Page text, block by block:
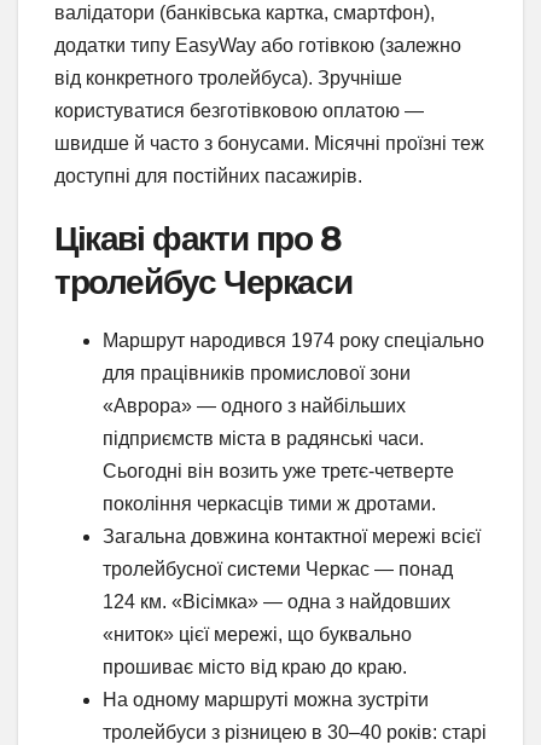
валідатори (банківська картка, смартфон),
додатки типу EasyWay або готівкою (залежно
від конкретного тролейбуса). Зручніше
користуватися безготівковою оплатою —
швидше й часто з бонусами. Місячні проїзні теж
доступні для постійних пасажирів.
Цікаві факти про 8
тролейбус Черкаси
Маршрут народився 1974 року спеціально
для працівників промислової зони
«Аврора» — одного з найбільших
підприємств міста в радянські часи.
Сьогодні він возить уже третє-четверте
покоління черкасців тими ж дротами.
Загальна довжина контактної мережі всієї
тролейбусної системи Черкас — понад
124 км. «Вісімка» — одна з найдовших
«ниток» цієї мережі, що буквально
прошиває місто від краю до краю.
На одному маршруті можна зустріти
тролейбуси з різницею в 30–40 років: старі